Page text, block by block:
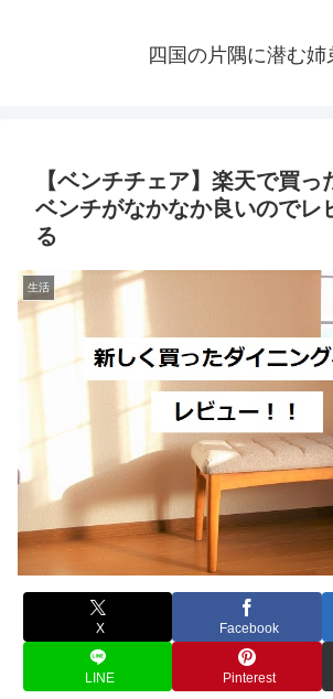
四国の片隅に潜む姉
【ベンチチェア】楽天で買っ
ベンチがなかなか良いのでレ
る
生活
X Facebook
LINE Pinterest